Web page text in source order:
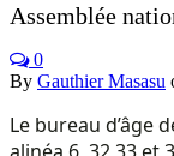
Assemblée
0
By Gauthier Masasu
Le bureau d’âge